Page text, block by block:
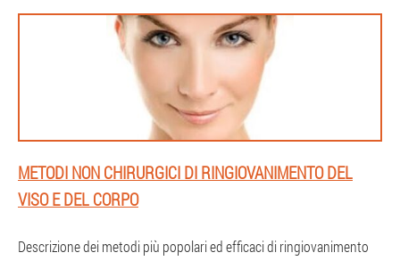
METODI NON CHIRURGICI DI RINGIOVANIMENTO DEL
VISO E DEL CORPO
Descrizione dei metodi più popolari ed efficaci di ringiovanimento